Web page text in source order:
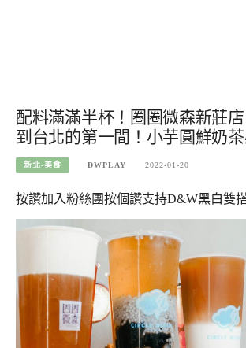
配料滿滿半杯！圈圈微森新莊
到台北的第一間！小芋圓鮮奶
新北-美食 DWPLAY 2022-01-20
按讚加入粉絲團按個讚支持D&W黑白雙